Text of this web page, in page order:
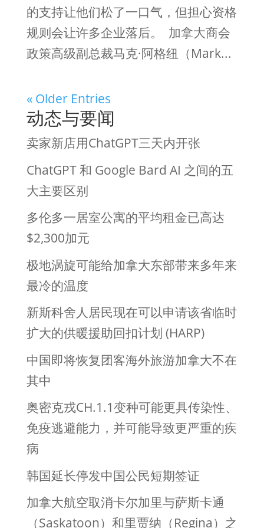
的支持让他们松了一口气，但担心资格
规则会让许多企业落后。 加拿大商会
政策高级副总裁马克·阿格纽（Mark...
« Older Entries
动态与要闻
卖家新店用ChatGPT三天内开张
ChatGPT 和 Google Bard AI 之间的五
大主要区别
多伦多一居室公寓的平均租金已高达
$2,300加元
极地涡旋可能给加拿大东部带来多年来
最冷的温度
新斯科舍人居民现在可以申请该省临时
扩大的供暖援助回扣计划 (HARP)
中国即将恢复团客海外旅游加拿大不在
其中
奥密克戎CH.1.1变种可能更具传染性、
免疫逃避能力，并可能导致更严重的疾
病
韩国延长停发中国公民短期签证
加拿大航空取消卡尔加里与萨斯卡通
（Saskatoon）和里贾纳（Regina）之